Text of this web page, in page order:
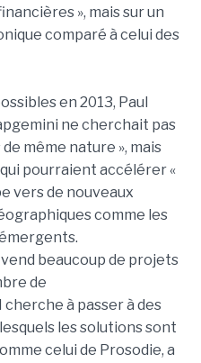
», mais sur un
comparé à celui des
en 2013, Paul
ne cherchait pas
même nature », mais
pourraient accélérer «
vers de nouveaux
comme les
beaucoup de projets
de
à passer à des
les solutions sont
celui de Prosodie, a